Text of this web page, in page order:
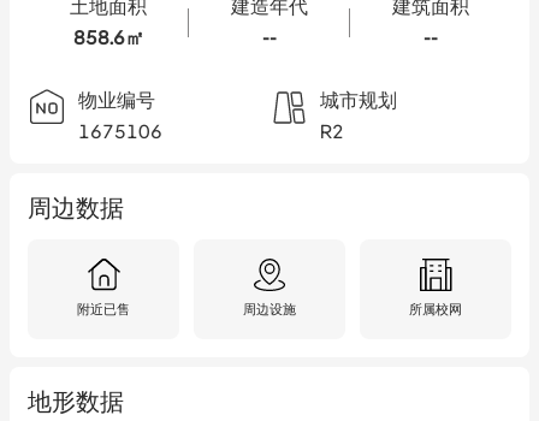
土地面积
858.6㎡
建造年代
--
建筑面积
--
物业编号
1675106
城市规划
R2
周边数据
附近已售 周边设施 所属校网
地形数据